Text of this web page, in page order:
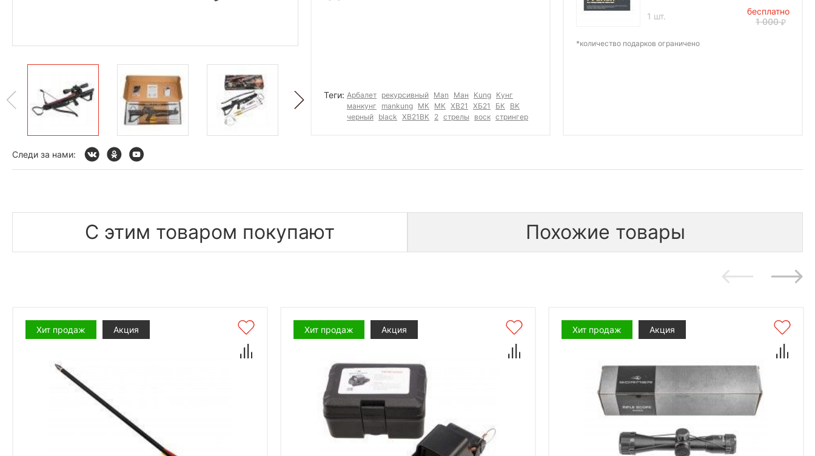
Теги: Арбалет рекурсивный Man Ман Kung Кунг
манкунг
mankung МК MK XB21 ХБ21 БК
BK
черный black XB21BK 2 стрелы воск стрингер
1 шт.
бесплатно
1 000
*количество подарков ограничено
Следи за нами:
С этим товаром покупают Похожие товары
Хит продаж Акция Хит продаж Акция Хит продаж Акция